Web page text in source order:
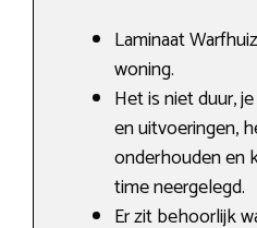
Laminaat
woning.
Het is niet duur,
en uitvoeringen,
onderhouden en
time neergelegd.
Er zit behoorlijk